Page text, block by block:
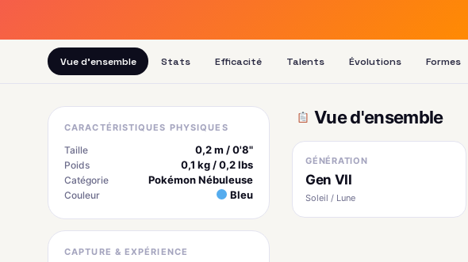
Vue d'ensemble Stats Efficacité Talents Évolutions Formes
CARACTÉRISTIQUES PHYSIQUES
Taille 0,2 m / 0'8"
Poids 0,1 kg / 0,2 lbs
Catégorie Pokémon Nébuleuse
Couleur Bleu
CAPTURE & EXPÉRIENCE
Vue d'ensemble
GÉNÉRATION
Gen VII
Soleil / Lune